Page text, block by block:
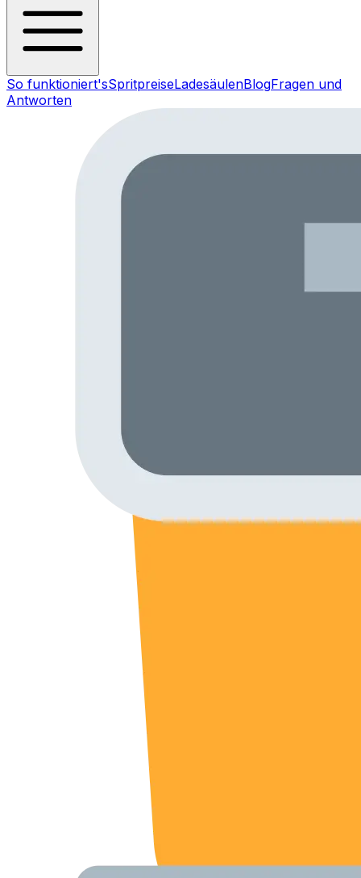
So funktioniert'sSpritpreiseLadesäulenBlogFragen und
Antworten